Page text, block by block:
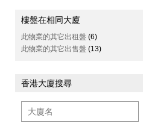
樓盤在相同大廈
此物業的其它出租盤 (6)
此物業的其它出售盤 (13)
香港大廈搜尋